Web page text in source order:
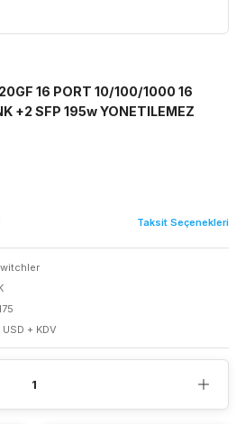
16 PORT 10/100/1000 16
+2 SFP 195w YONETILEMEZ
Taksit Seçenekleri
+ KDV